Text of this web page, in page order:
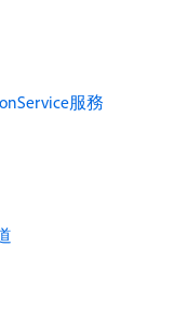
服務